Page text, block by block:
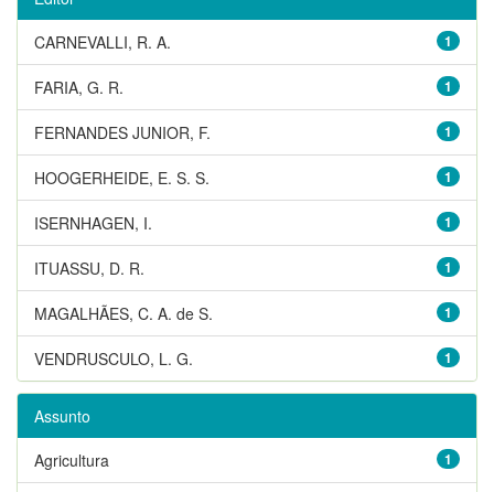
1
CARNEVALLI, R. A.
1
FARIA, G. R.
1
FERNANDES JUNIOR, F.
1
HOOGERHEIDE, E. S. S.
1
ISERNHAGEN, I.
1
ITUASSU, D. R.
1
MAGALHÃES, C. A. de S.
1
VENDRUSCULO, L. G.
Assunto
1
Agricultura